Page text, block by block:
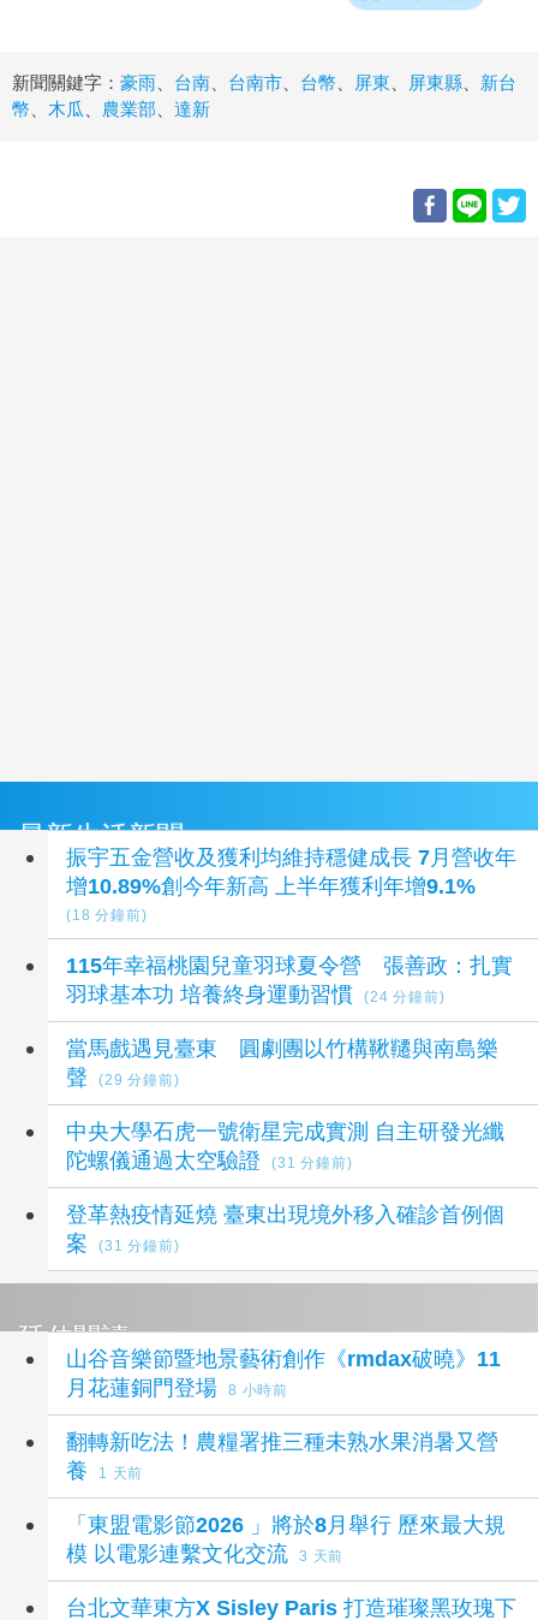
新聞關鍵字： 豪雨 台南 台南市 台幣 屏東 屏東縣
新台
幣
木瓜 農業部 達新
最新生活新聞
振宇五金營收及獲利均維持穩健成長 7月營收年
增10.89%創今年新高 上半年獲利年增9.1%
(18 分鐘前)
115年幸福桃園兒童羽球夏令營 張善政：扎實
羽球基本功 培養終身運動習慣
(24 分鐘前)
當馬戲遇見臺東 圓劇團以竹構鞦韆與南島樂
聲
(29 分鐘前)
中央大學石虎一號衛星完成實測 自主研發光纖
陀螺儀通過太空驗證
(31 分鐘前)
登革熱疫情延燒 臺東出現境外移入確診首例個
案
(31 分鐘前)
延伸閱讀
山谷音樂節暨地景藝術創作《rmdax破曉》11
月花蓮銅門登場
8 小時前
翻轉新吃法！農糧署推三種未熟水果消暑又營
養
1 天前
「東盟電影節2026 」將於8月舉行 歷來最大規
模 以電影連繫文化交流
3 天前
台北文華東方X Sisley Paris 打造璀璨黑玫瑰下